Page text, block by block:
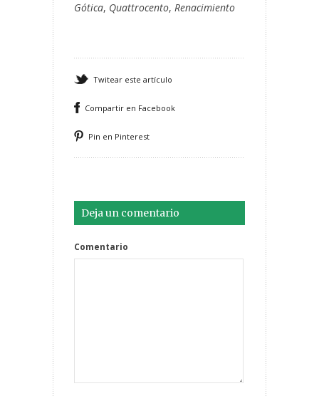
Gótica, Quattrocento, Renacimiento
Twitear este artículo
Compartir en Facebook
Pin en Pinterest
Deja un comentario
Comentario